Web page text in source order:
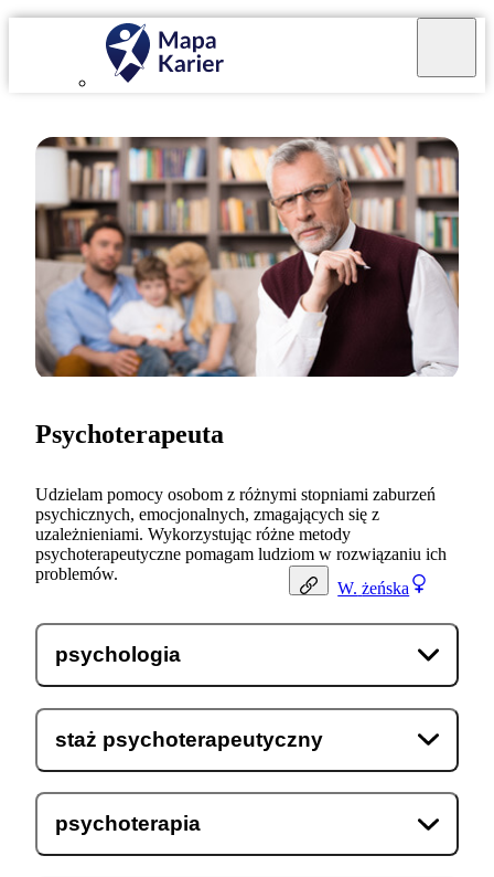
W. żeńska
Psychoterapeuta
Udzielam pomocy osobom z różnymi stopniami zaburzeń
psychicznych, emocjonalnych, zmagających się z
uzależnieniami. Wykorzystując różne metody
psychoterapeutyczne pomagam ludziom w rozwiązaniu ich
problemów.
psychologia
staż psychoterapeutyczny
psychoterapia